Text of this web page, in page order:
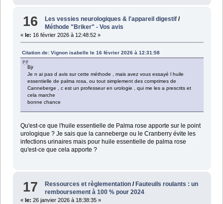
16 Les vessies neurologiques & l'appareil digestif /
Méthode "Briker" - Vos avis
« le: 16 février 2026 à 12:48:52 »
Citation de: Vignon isabelle le 16 février 2026 à 12:31:58
Bjr
Je n ai pas d avis sur cette méthode , mais avez vous essayé l huile
essentielle de palma rosa, ou tout simplement des comprimes de
Canneberge , c est un professeur en urologie , qui me les a prescrits et
cela marche
bonne chance
Qu'est-ce que l'huile essentielle de Palma rose apporte sur le point
urologique ? Je sais que la canneberge ou le Cranberry évite les
infections urinaires mais pour huile essentielle de palma rose
qu'est-ce que cela apporte ?
17 Ressources et règlementation / Fauteuils roulants : un
remboursement à 100 % pour 2024
« le: 26 janvier 2026 à 18:38:35 »